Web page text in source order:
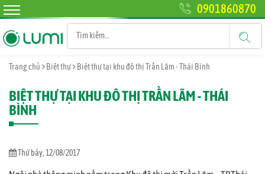
0901860870
Trang chủ Biệt thự Biệt thự tại khu đô thị Trần Lãm - Thái Bình
BIỆT THỰ TẠI KHU ĐÔ THỊ TRẦN LÃM - THÁI
BÌNH
Thứ bảy, 12/08/2017